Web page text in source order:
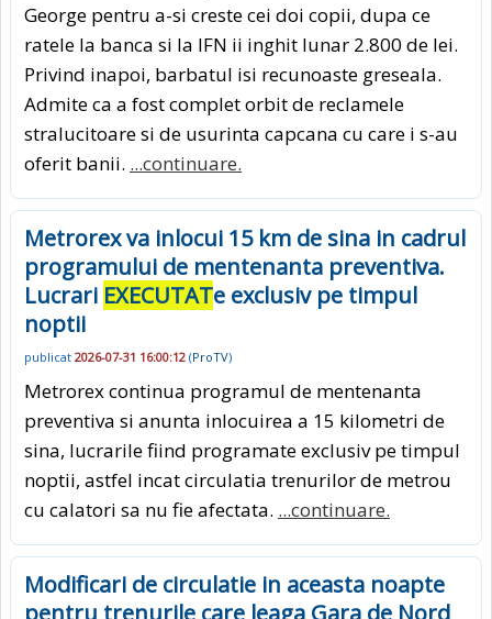
George pentru a-si creste cei doi copii, dupa ce
ratele la banca si la IFN ii inghit lunar 2.800 de lei.
Privind inapoi, barbatul isi recunoaste greseala.
Admite ca a fost complet orbit de reclamele
stralucitoare si de usurinta capcana cu care i s-au
oferit banii. ...continuare.
Metrorex va inlocui 15 km de sina in cadrul
programului de mentenanta preventiva.
Lucrari EXECUTATe exclusiv pe timpul
noptii
publicat 2026-07-31 16:00:12 (ProTV)
Metrorex continua programul de mentenanta
preventiva si anunta inlocuirea a 15 kilometri de
sina, lucrarile fiind programate exclusiv pe timpul
noptii, astfel incat circulatia trenurilor de metrou
cu calatori sa nu fie afectata. ...continuare.
Modificari de circulatie in aceasta noapte
pentru trenurile care leaga Gara de Nord